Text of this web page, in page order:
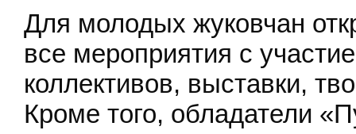
Для молодых жуковчан
все мероприятия с
коллективов, выставки,
Кроме того, обладатели